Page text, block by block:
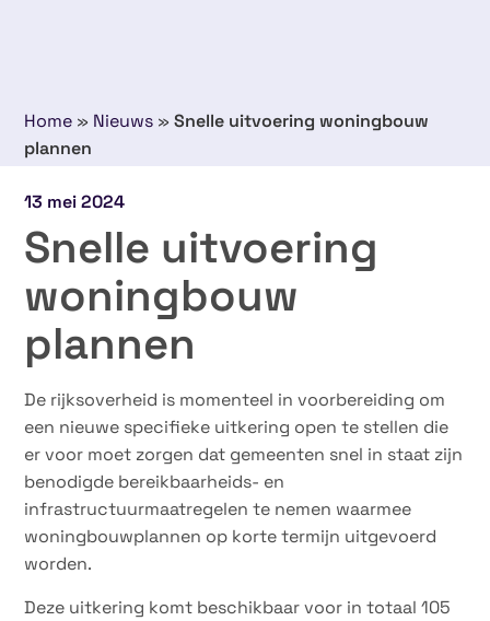
Home » Nieuws »Snelle uitvoering woningbouw
plannen
13 mei 2024
Snelle uitvoering
woningbouw
plannen
De rijksoverheid is momenteel in voorbereiding om
een nieuwe specifieke uitkering open te stellen die
er voor moet zorgen dat gemeenten snel in staat zijn
benodigde bereikbaarheids- en
infrastructuurmaatregelen te nemen waarmee
woningbouwplannen op korte termijn uitgevoerd
worden.
Deze uitkering komt beschikbaar voor in totaal 105